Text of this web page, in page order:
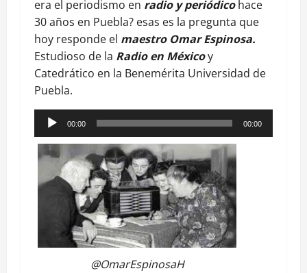
era el periodismo en radio y periódicohace
30 años en Puebla? esas es la pregunta que
hoy responde el maestro Omar Espinosa.
Estudioso de la Radio en Méxicoy
Catedrático en la Benemérita Universidad de
Puebla.
Reproductor
de
audio
00:00 00:00
@OmarEspinosaH